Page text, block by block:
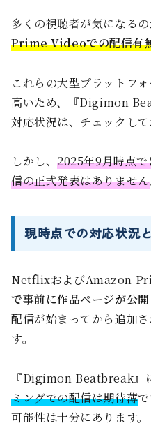
多くの視聴者が気になるの
Prime Videoでの配信有
これらの大型プラットフ
高いため、『Digimon
対応状況は、チェックして
しかし、2025年9月時点
信の正式発表はありません
現時点での対応状況
NetflixおよびAmazon
で事前に作品ページが公
配信が始まってから追加
す。
『Digimon Beatbreak』
ミングでの配信は期待薄
可能性は十分にあります。